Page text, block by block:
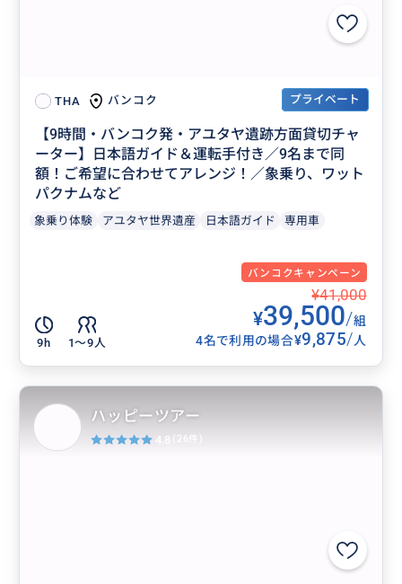
THA バンコク プライベート
【9時間・バンコク発・アユタヤ遺跡方面貸切チャ
ーター】日本語ガイド＆運転手付き／9名まで同
額！ご希望に合わせてアレンジ！／象乗り、ワット
パクナムなど
象乗り体験 アユタヤ世界遺産 日本語ガイド 専用車
バンコクキャンペーン
9h 1〜9人
¥41,000
¥39,500/組
4名で利用の場合¥9,875/人
ハッピーツアー
4.8 (26件)